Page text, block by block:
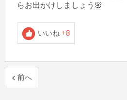
らお出かけしましょう🌸
いいね +8
前へ